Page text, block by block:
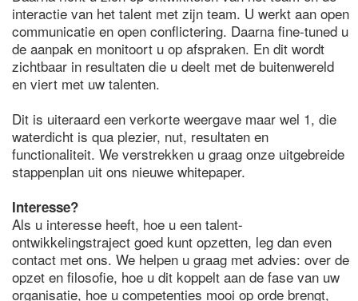
interactie van het talent met zijn team. U werkt aan open
communicatie en open conflictering. Daarna fine-tuned u
de aanpak en monitoort u op afspraken. En dit wordt
zichtbaar in resultaten die u deelt met de buitenwereld
en viert met uw talenten.
Dit is uiteraard een verkorte weergave maar wel 1, die
waterdicht is qua plezier, nut, resultaten en
functionaliteit. We verstrekken u graag onze uitgebreide
stappenplan uit ons nieuwe whitepaper.
Interesse?
Als u interesse heeft, hoe u een talent-
ontwikkelingstraject goed kunt opzetten, leg dan even
contact met ons. We helpen u graag met advies: over de
opzet en filosofie, hoe u dit koppelt aan de fase van uw
organisatie, hoe u competenties mooi op orde brengt,